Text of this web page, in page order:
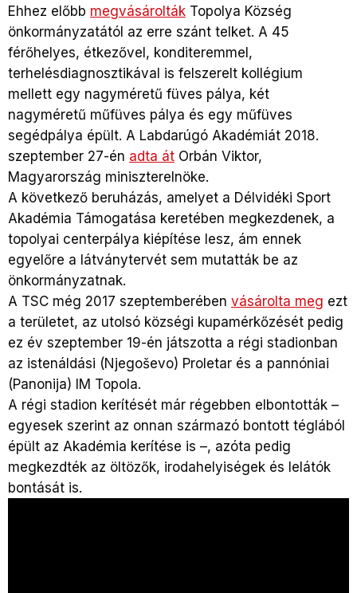
Ehhez előbb megvásárolták Topolya Község
önkormányzatától az erre szánt telket. A 45
férőhelyes, étkezővel, konditeremmel,
terhelésdiagnosztikával is felszerelt kollégium
mellett egy nagyméretű füves pálya, két
nagyméretű műfüves pálya és egy műfüves
segédpálya épült. A Labdarúgó Akadémiát 2018.
szeptember 27-én adta át Orbán Viktor,
Magyarország miniszterelnöke.
A következő beruházás, amelyet a Délvidéki Sport
Akadémia Támogatása keretében megkezdenek, a
topolyai centerpálya kiépítése lesz, ám ennek
egyelőre a látványtervét sem mutatták be az
önkormányzatnak.
A TSC még 2017 szeptemberében vásárolta meg ezt
a területet, az utolsó községi kupamérkőzését pedig
ez év szeptember 19-én játszotta a régi stadionban
az istenáldási (Njegoševo) Proletar és a pannóniai
(Panonija) IM Topola.
A régi stadion kerítését már régebben elbontották –
egyesek szerint az onnan származó bontott téglából
épült az Akadémia kerítése is –, azóta pedig
megkezdték az öltözők, irodahelyiségek és lelátók
bontását is.